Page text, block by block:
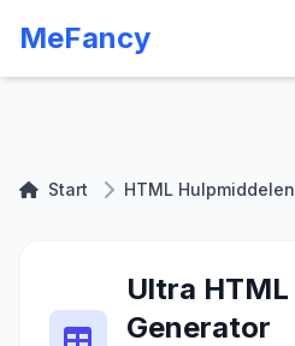
MeFancy
Start HTML Hulpmiddelen
Ultra HTML
Generator